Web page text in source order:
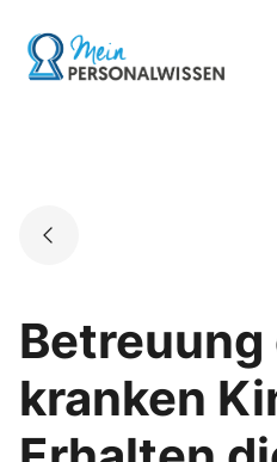
content
Go to landing page.
Betreuung
kranken